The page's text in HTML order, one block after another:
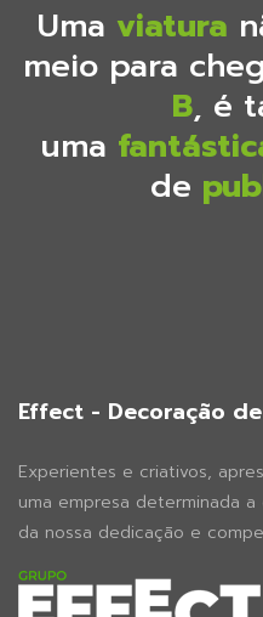
Uma viatura
meio para
B, é
uma
de
Effect - Decoração
Experientes e criativos,
uma empresa determinada
da nossa dedicação e